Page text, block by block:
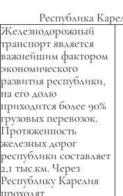
Республика
Железнодорожный
транспорт является
важнейшим фактором
экономического
развития республики,
на его долю
приходится более 90%
грузовых перевозок.
Протяженность
железных дорог
республики составляет
2,1 тыс.км. Через
Республику Карелия
проходят